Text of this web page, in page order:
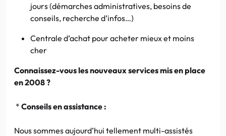
jours (démarches administratives, besoins de
conseils, recherche d’infos…)
Centrale d’achat pour acheter mieux et moins
cher
Connaissez-vous les nouveaux services mis en place
en 2008 ?
* Conseils en assistance :
Nous sommes aujourd’hui tellement multi-assistés